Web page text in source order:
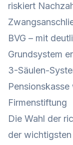
riskiert
BVG – mit
Grundsystem
3-Säulen-
Firmenstiftung
Die Wahl der
der